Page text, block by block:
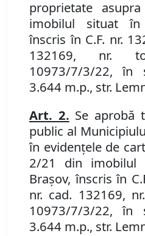
proprietate
imobilul situat în
înscris în C.F. nr.
132169, nr.
10973/7/3/22,în
3.644 m.p., str.
Art. 2. Se aprobă
public al
în evidenţele de
2/21 din imobilul
Braşov, înscris în
nr. cad. 132169,
10973/7/3/22,în
3.644 m.p., str.